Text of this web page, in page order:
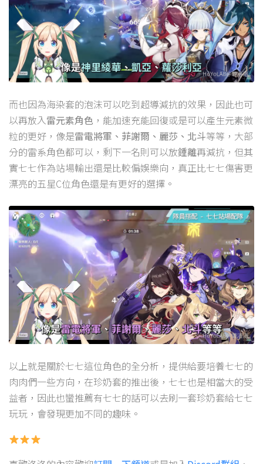
而也因為海染套的泡沫可以吃到超導減抗的效果，因此也可
以再放入雷元素角色 ，能加速充能回復或是可以產生元素微
粒的更好，像是雷電將軍、菲謝爾、麗莎、北斗等等，大部
分的雷系角色都可以，剩下一名則可以放鍾離再減抗，但其
實七七作為站場輸出還是比較偏娛樂向，真正比七七傷害更
漂亮的五星C位角色還是有更好的選擇。
以上就是關於七七這位角色的全分析，提供給要培養七七的
肉肉們一些方向，在珍奶套的推出後，七七也是相當大的受
益者，因此也蠻推薦有七七的話可以去刷一套珍奶套給七七
玩玩，會發現更加不同的趣味。